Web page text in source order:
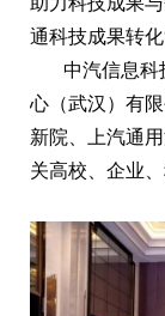
通科技成果转化
中汽信息科
心（武汉）有
新院、上汽通
关高校、企业